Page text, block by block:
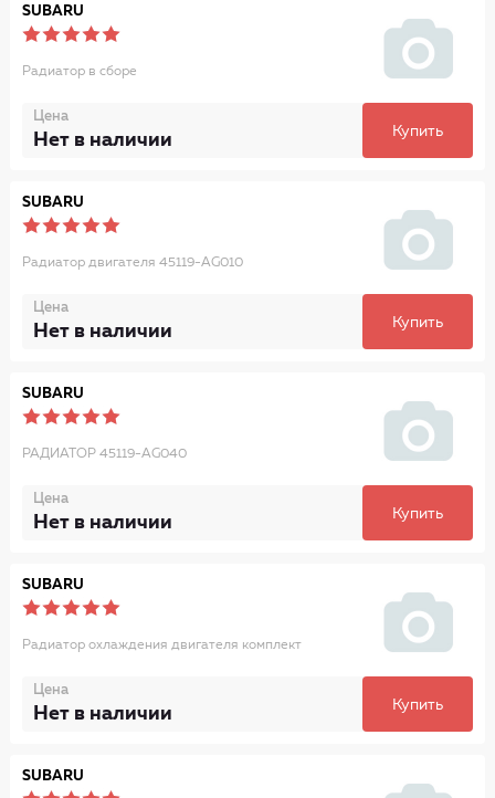
SUBARU
Радиатор в сборе
Цена
Нет в наличии Купить
SUBARU
Радиатор двигателя 45119-AG010
Цена
Нет в наличии Купить
SUBARU
РАДИАТОР 45119-AG040
Цена
Нет в наличии Купить
SUBARU
Радиатор охлаждения двигателя комплект
Цена
Нет в наличии Купить
SUBARU